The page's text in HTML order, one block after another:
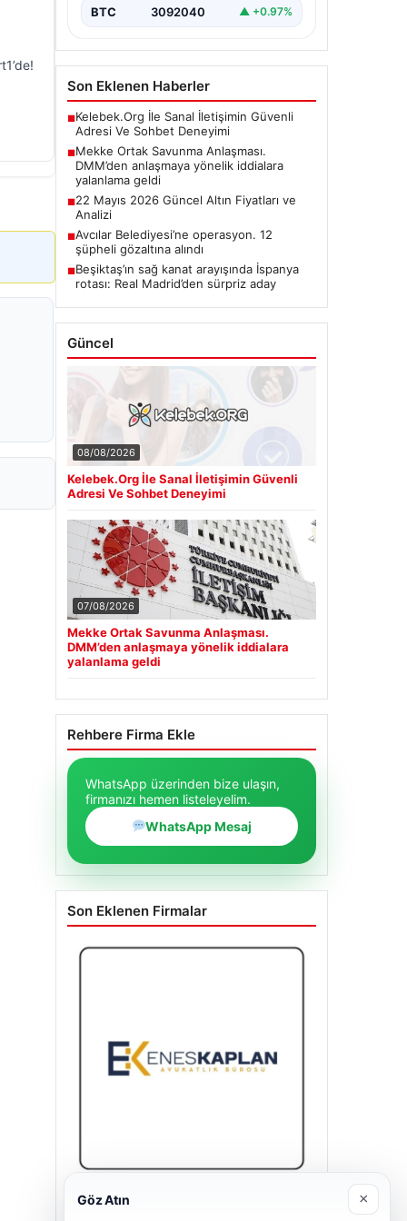
BTC 3092040 ▲ +0.97%
Son Eklenen Haberler
■Kelebek.Org İle Sanal İletişimin Güvenli
Adresi Ve Sohbet Deneyimi
■Mekke Ortak Savunma Anlaşması.
DMM’den anlaşmaya yönelik iddialara
yalanlama geldi
■22 Mayıs 2026 Güncel Altın Fiyatları ve
Analizi
■Avcılar Belediyesi’ne operasyon. 12
şüpheli gözaltına alındı
■Beşiktaş’ın sağ kanat arayışında İspanya
rotası: Real Madrid’den sürpriz aday
Güncel
08/08/2026
Kelebek.Org İle Sanal İletişimin Güvenli
Adresi Ve Sohbet Deneyimi
07/08/2026
Mekke Ortak Savunma Anlaşması.
DMM’den anlaşmaya yönelik iddialara
yalanlama geldi
Rehbere Firma Ekle
WhatsApp üzerinden bize ulaşın,
firmanızı hemen listeleyelim.
WhatsApp Mesaj
Son Eklenen Firmalar
Enes Kaplan Avukatlık Bürosu
Göz Atın ×